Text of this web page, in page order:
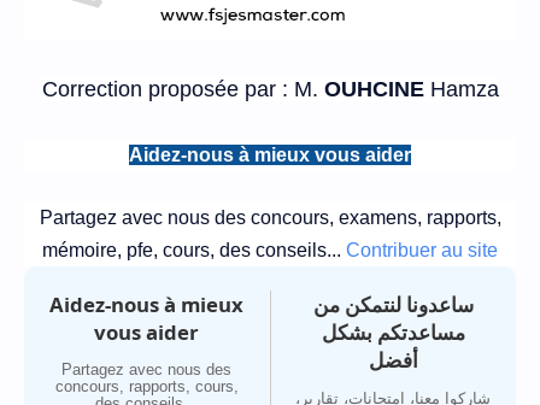
Correction proposée par : M. OUHCINEHamza
Aidez-nous à mieux vous aider
Partagez avec nous des concours, examens, rapports,
mémoire, pfe, cours, des conseils... Contribuer au site
Aidez-nous à mieux
vous aider
Partagez avec nous des
concours, rapports, cours,
ساعدونا لنتمكن من
مساعدتكم بشكل
أفضل
شاركوا معنا، امتحانات، تقارير،